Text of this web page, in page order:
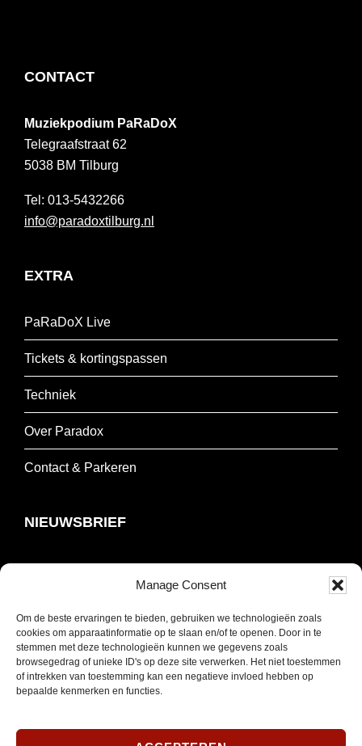
Manage Consent
Om de beste ervaringen te bieden, gebruiken we technologieën zoals
cookies om apparaatinformatie op te slaan en/of te openen. Door in te
stemmen met deze technologieën kunnen we gegevens zoals
browsegedrag of unieke ID's op deze site verwerken. Het niet toestemmen
of intrekken van toestemming kan een negatieve invloed hebben op
bepaalde kenmerken en functies.
FOOTER
CONTACT
Muziekpodium PaRaDoX
Telegraafstraat 62
5038 BM Tilburg
013-5432266
info@paradoxtilburg.nl
EXTRA
PaRaDoX Live
Tickets & kortingspassen
Techniek
Over Paradox
Contact & Parkeren
NIEUWSBRIEF
mailadres
*
Verplicht
INSCHRIJVEN